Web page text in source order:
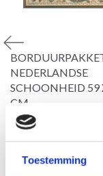
Toestemming
NEDERLANDSE
SCHOONHEID 59
CM
EUR 99.95
Aanbieding verloopt
Voeg toe aan